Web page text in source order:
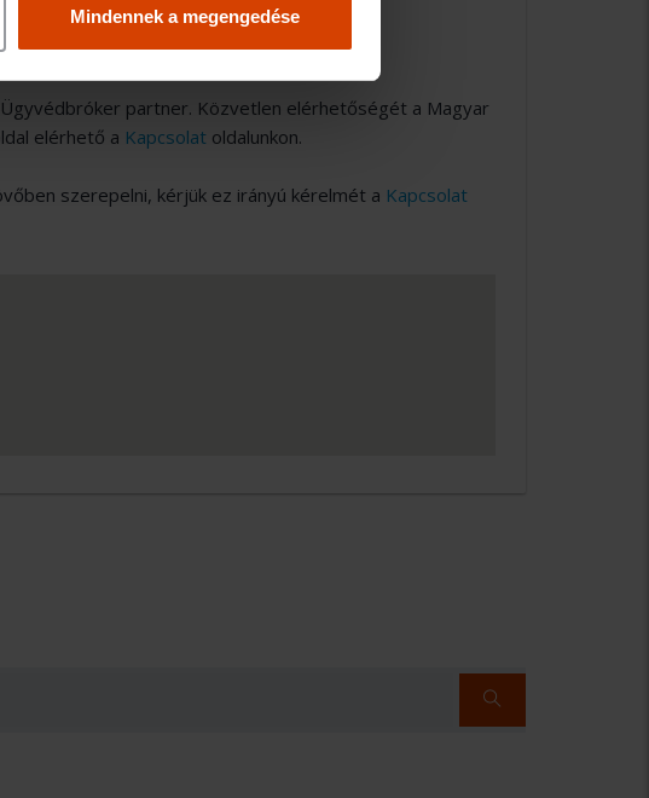
Mindennek a megengedése
partner. Közvetlen elérhetőségét a Magyar
elérhető a Kapcsolat oldalunkon.
szerepelni, kérjük ez irányú kérelmét a Kapcsolat